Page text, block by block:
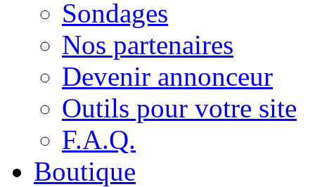
Sondages
Nos partenaires
Devenir annonceur
Outils pour votre site
F.A.Q.
Boutique